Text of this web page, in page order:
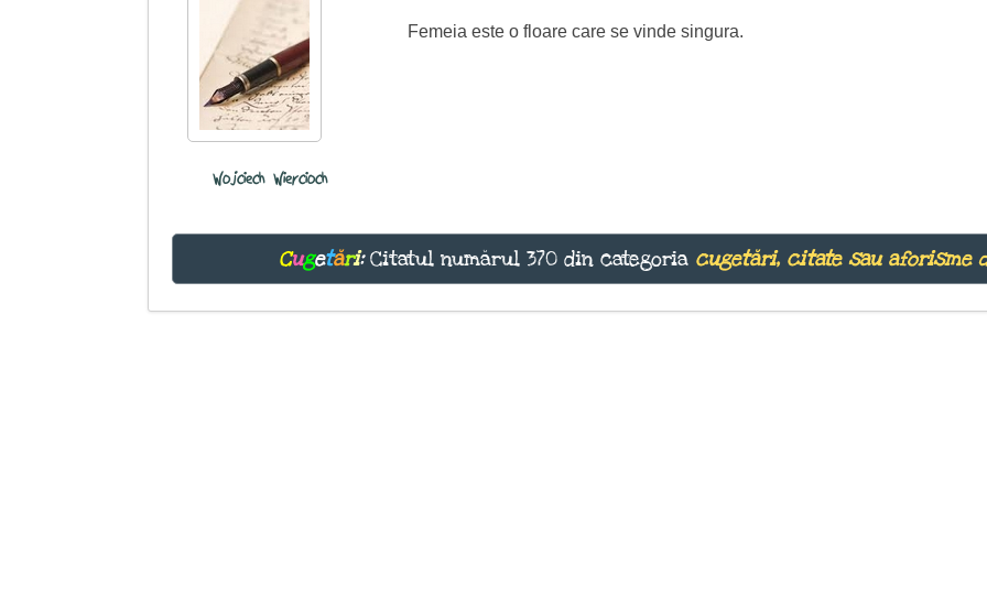
Wojciech Wiercioch
Femeia este o floare care se vinde singura.
Cugetări:Citatul numărul 370 din categoria cugetări, citate sau aforisme